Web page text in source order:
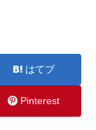
はてブ
Pinterest